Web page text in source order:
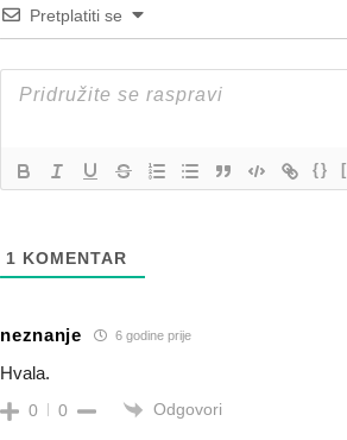
Pretplatiti se
{}
1 KOMENTAR
neznanje 6 godine prije
Hvala.
0 0 Odgovori